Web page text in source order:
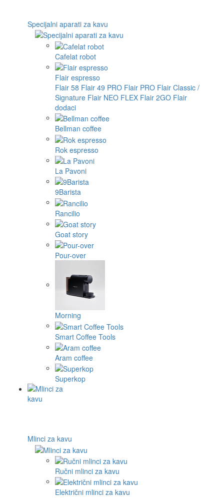
Specijalni aparati za kavu
Cafelat robot
Flair espresso
Flair 58 Flair 49 PRO Flair PRO Flair Classic /
Signature Flair NEO FLEX Flair 2GO Flair
dodaci
Bellman coffee
Rok espresso
La Pavoni
9Barista
Rancilio
Goat story
Pour-over
Morning
Smart Coffee Tools
Aram coffee
Superkop
Mlinci za kavu
Ručni mlinci za kavu
Električni mlinci za kavu